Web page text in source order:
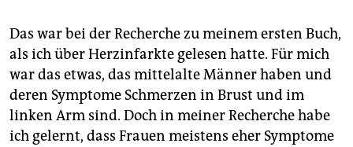
Das war bei der Recherche zu meinem ersten Buch,
als ich über Herzinfarkte gelesen hatte. Für mich
war das etwas, das mittelalte Männer haben und
deren Symptome Schmerzen in Brust und im
linken Arm sind. Doch in meiner Recherche habe
ich ­gelernt, dass Frauen meistens eher Symptome